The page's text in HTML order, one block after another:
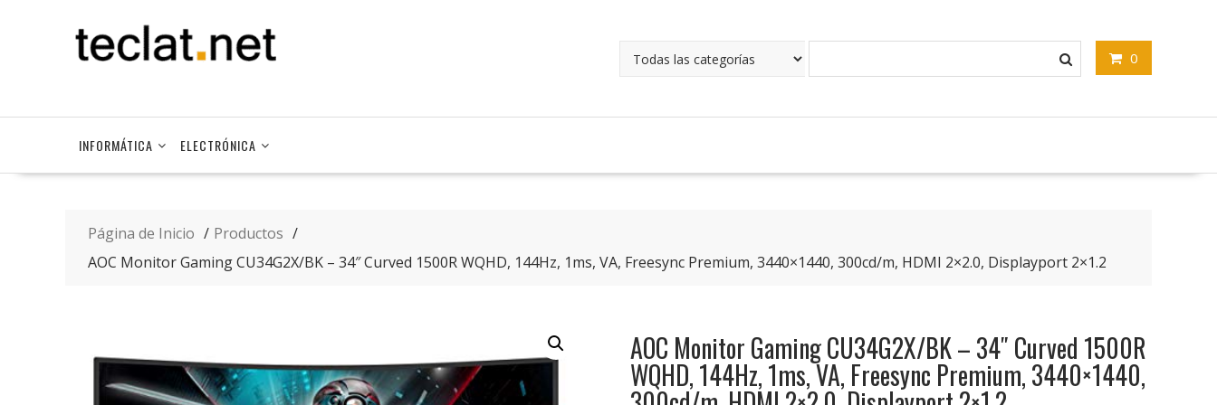
0
INFORMÁTICA ELECTRÓNICA
Página de Inicio
Productos
AOC Monitor Gaming CU34G2X/BK – 34″ Curved 1500R WQHD, 144Hz, 1ms, VA, Freesync Premium, 3440×1440, 300cd/m, HDMI 2×2.0, Displayport 2×1.2
AOC Monitor Gaming CU34G2X/BK – 34″ Curved 1500R
WQHD, 144Hz, 1ms, VA, Freesync Premium, 3440×1440,